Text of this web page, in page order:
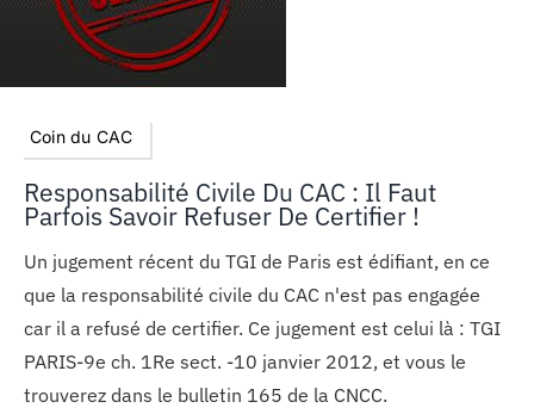
Coin du CAC
Responsabilité Civile Du CAC : Il Faut
Parfois Savoir Refuser De Certifier !
Un jugement récent du TGI de Paris est édifiant, en ce
que la responsabilité civile du CAC n'est pas engagée
car il a refusé de certifier. Ce jugement est celui là : TGI
PARIS-9e ch. 1Re sect. -10 janvier 2012, et vous le
trouverez dans le bulletin 165 de la CNCC.